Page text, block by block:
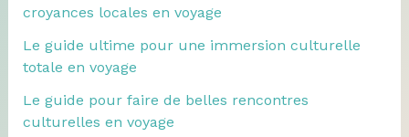
croyances locales en voyage
Le guide ultime pour une immersion culturelle
totale en voyage
Le guide pour faire de belles rencontres
culturelles en voyage